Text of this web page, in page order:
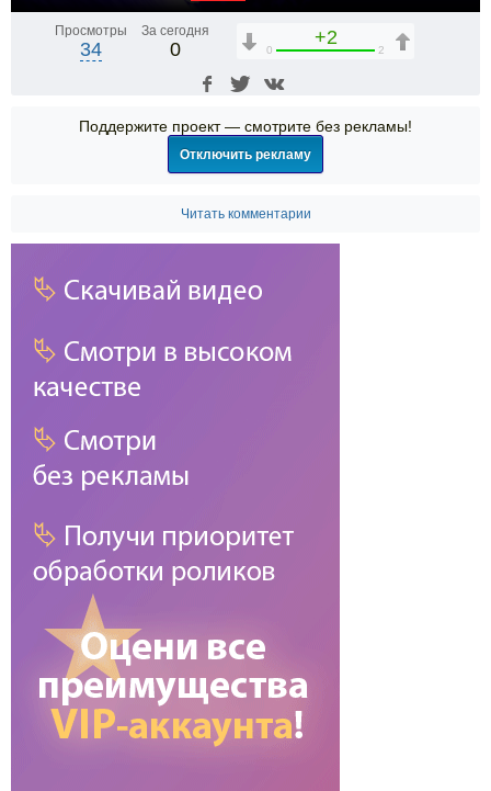
Просмотры
34
За сегодня
0
+2
0 2
Поддержите проект — смотрите без рекламы!
Отключить рекламу
Читать комментарии